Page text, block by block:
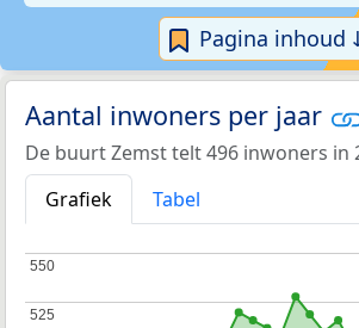
Pagina inhoud
Aantal inwoners per jaar
De buurt Zemst telt 496 inwoners in
Grafiek
Tabel
525
525
550
550